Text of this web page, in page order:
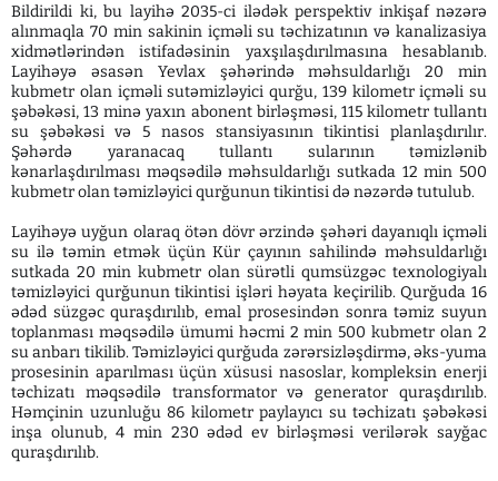
Bildirildi ki, bu layihə 2035-ci ilədək perspektiv inkişaf nəzərə
alınmaqla 70 min sakinin içməli su təchizatının və kanalizasiya
xidmətlərindən istifadəsinin yaxşılaşdırılmasına hesablanıb.
Layihəyə əsasən Yevlax şəhərində məhsuldarlığı 20 min
kubmetr olan içməli sutəmizləyici qurğu, 139 kilometr içməli su
şəbəkəsi, 13 minə yaxın abonent birləşməsi, 115 kilometr tullantı
su şəbəkəsi və 5 nasos stansiyasının tikintisi planlaşdırılır.
Şəhərdə yaranacaq tullantı sularının təmizlənib
kənarlaşdırılması məqsədilə məhsuldarlığı sutkada 12 min 500
kubmetr olan təmizləyici qurğunun tikintisi də nəzərdə tutulub.
Layihəyə uyğun olaraq ötən dövr ərzində şəhəri dayanıqlı içməli
su ilə təmin etmək üçün Kür çayının sahilində məhsuldarlığı
sutkada 20 min kubmetr olan sürətli qumsüzgəc texnologiyalı
təmizləyici qurğunun tikintisi işləri həyata keçirilib. Qurğuda 16
ədəd süzgəc quraşdırılıb, emal prosesindən sonra təmiz suyun
toplanması məqsədilə ümumi həcmi 2 min 500 kubmetr olan 2
su anbarı tikilib. Təmizləyici qurğuda zərərsizləşdirmə, əks-yuma
prosesinin aparılması üçün xüsusi nasoslar, kompleksin enerji
təchizatı məqsədilə transformator və generator quraşdırılıb.
Həmçinin uzunluğu 86 kilometr paylayıcı su təchizatı şəbəkəsi
inşa olunub, 4 min 230 ədəd ev birləşməsi verilərək sayğac
quraşdırılıb.